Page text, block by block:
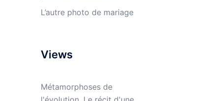
L’autre photo de mariage
Views
Métamorphoses de